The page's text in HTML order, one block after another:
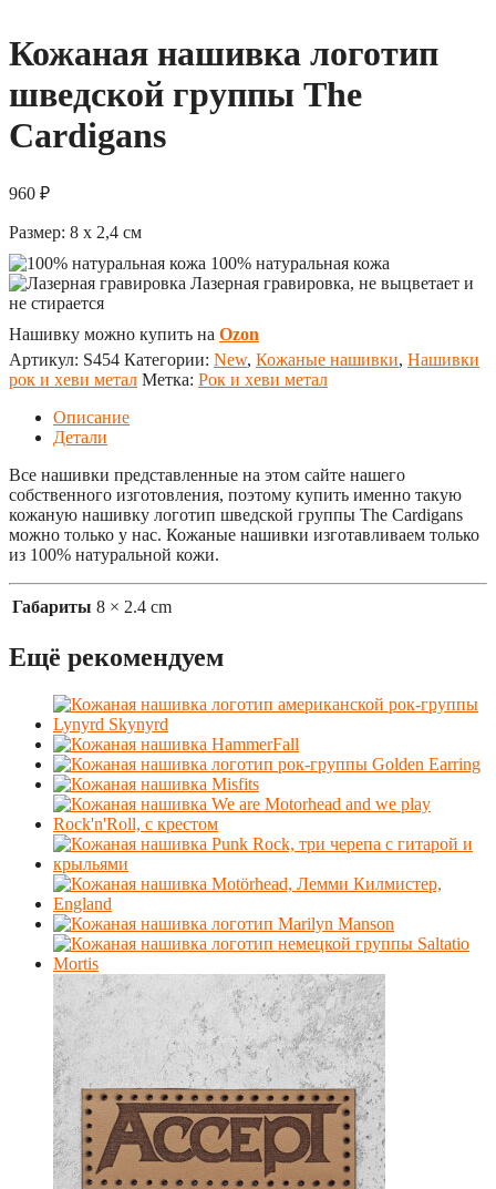
Кожаная нашивка логотип
шведской группы The
Cardigans
960 ₽
Размер: 8 x 2,4 см
100% натуральная кожа
Лазерная гравировка, не выцветает и
не стирается
Нашивку можно купить на Ozon
Артикул: S454 Категории: New, Кожаные нашивки, Нашивки
рок и хеви метал Метка: Рок и хеви метал
Описание
Детали
Все нашивки представленные на этом сайте нашего
собственного изготовления, поэтому купить именно такую
кожаную нашивку логотип шведской группы The Cardigans
можно только у нас. Кожаные нашивки изготавливаем только
из 100% натуральной кожи.
Габариты 8 × 2.4 cm
Ещё рекомендуем